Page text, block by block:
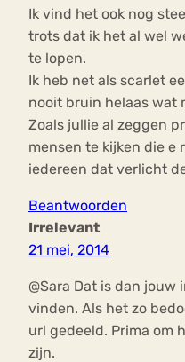
Ik vind het ook nog
trots dat ik het al wel
te lopen.
Ik heb net als scarlet
nooit bruin helaas wat
Zoals jullie al zeggen
mensen te kijken die e
iedereen dat verlicht
Beantwoorden
Irrelevant
21 mei, 2014
@Sara Dat is dan
vinden. Als het zo
url gedeeld. Prima om
zijn.